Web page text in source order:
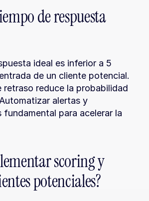
de respuesta
ideal es inferior a 5
de un cliente potencial.
retraso reduce la probabilidad
alertas y
fundamental para acelerar la
scoring y
potenciales?